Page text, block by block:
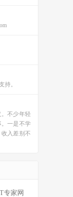
持。
不少年轻
一是不学
入差别不
专家网